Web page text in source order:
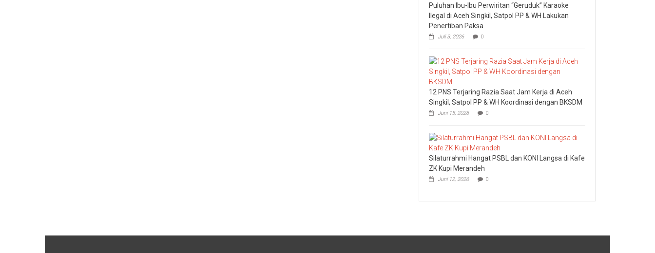
Puluhan Ibu-Ibu Perwiritan “Geruduk” Karaoke
Ilegal di Aceh Singkil, Satpol PP & WH Lakukan
Penertiban Paksa
Juli 3, 2026 0
12 PNS Terjaring Razia Saat Jam Kerja di Aceh
Singkil, Satpol PP & WH Koordinasi dengan BKSDM
Juni 15, 2026 0
Silaturrahmi Hangat PSBL dan KONI Langsa di Kafe
ZK Kupi Merandeh
Juni 12, 2026 0